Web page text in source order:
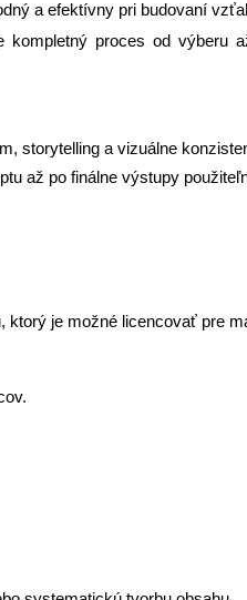
a efektívny pri budovaní
proces od výberu
storytelling a vizuálne
až po finálne výstupy
je možné licencovať pre